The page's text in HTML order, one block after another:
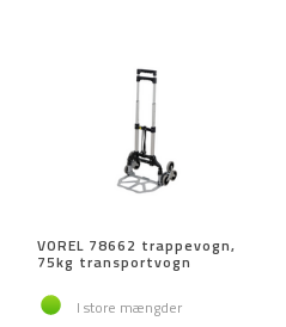
VOREL 78662 trappevogn,
75kg transportvogn
I store mængder